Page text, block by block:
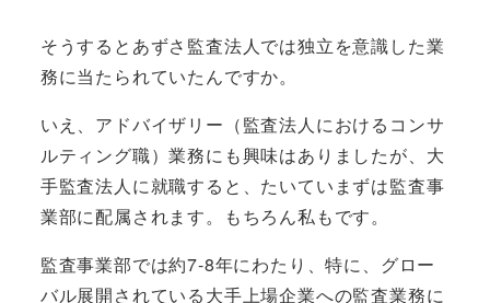
そうするとあずさ監査法人では独立を意識した業
務に当たられていたんですか。
いえ、アドバイザリー（監査法人におけるコンサ
ルティング職）業務にも興味はありましたが、大
手監査法人に就職すると、たいていまずは監査事
業部に配属されます。もちろん私もです。
監査事業部では約7-8年にわたり、特に、グロー
バル展開されている大手上場企業への監査業務に